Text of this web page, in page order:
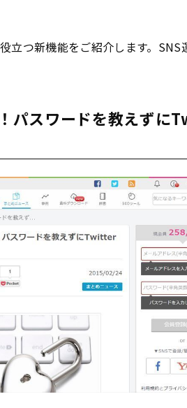
立つ新機能をご紹介します。SNS
パスワードを教えずに